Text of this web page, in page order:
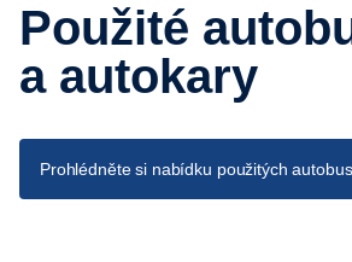
Použité autobusy
a autokary
Prohlédněte si nabídku použitých